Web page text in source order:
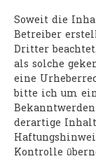
Soweit die
Betreiber
Dritter
als solche
eine
bitte ich um
derartige
Kontrolle